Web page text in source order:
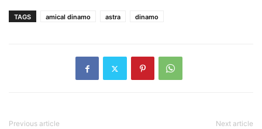
TAGS amical dinamo astra dinamo
Previous article Next article